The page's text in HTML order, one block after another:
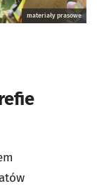
materiały prasowe